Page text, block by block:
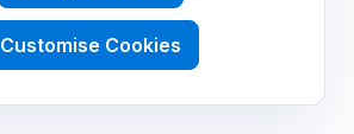
Customise Cookies